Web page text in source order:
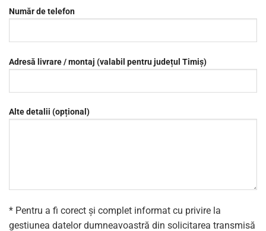
Număr de telefon
Adresă livrare / montaj (valabil pentru județul Timiș)
Alte detalii (opțional)
* Pentru a fi corect și complet informat cu privire la
gestiunea datelor dumneavoastră din solicitarea transmisă